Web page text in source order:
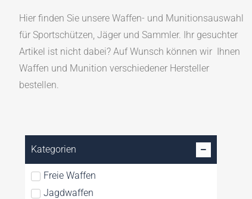
Hier finden Sie unsere Waffen- und Munitionsauswahl
für Sportschützen, Jäger und Sammler. Ihr gesuchter
Artikel ist nicht dabei? Auf Wunsch können wir Ihnen
Waffen und Munition verschiedener Hersteller
bestellen.
Kategorien
Freie Waffen
Jagdwaffen